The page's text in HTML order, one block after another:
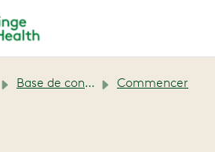
Base de connaissances Commencer